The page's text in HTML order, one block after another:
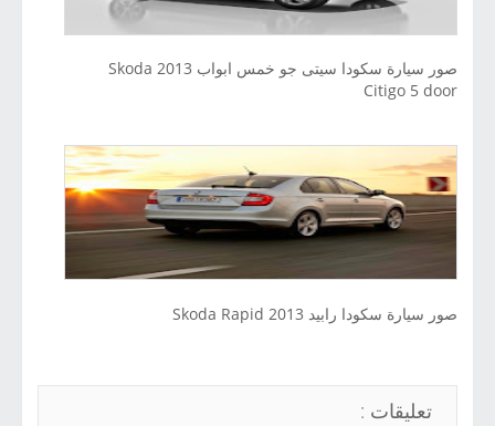
صور سيارة سكودا سيتى جو خمس ابواب 2013 Skoda
Citigo 5 door
صور سيارة سكودا رابيد 2013 Skoda Rapid
تعليقات :